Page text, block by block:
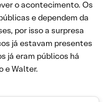
o acontecimento. Os
e dependem da
por isso a surpresa
já estavam presentes
já eram públicos há
e Walter.